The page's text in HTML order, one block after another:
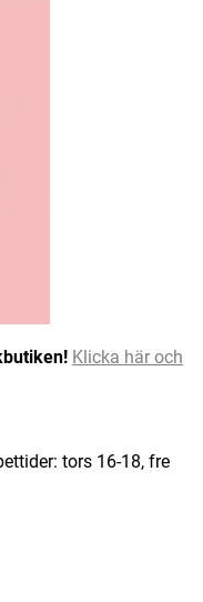
Klicka här och
tors 16-18, fre